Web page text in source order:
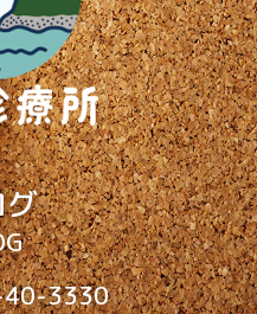
40-3330